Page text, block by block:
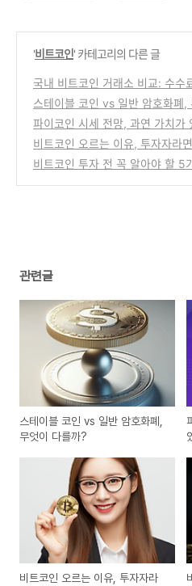
'비트코인' 카테고리의 다른 글
국내 비트코인 거래소 비교: 수수
점, 보안 정리
(2)
스테이블 코인 vs 일반 암호화폐,
(0)
파이코인 시세 전망, 과연 가치가
고 객관적인 분석
(1)
비트코인 오르는 이유, 투자자라
지 핵심
(0)
비트코인 투자 전 꼭 알아야 할 5
관련글
스테이블 코인 vs 일반 암호화폐,
무엇이 다를까?
비트코인 오르는 이유, 투자자라